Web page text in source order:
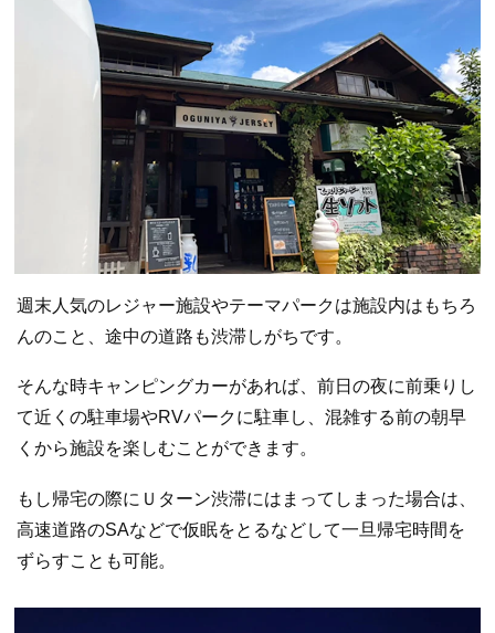
週末人気のレジャー施設やテーマパークは施設内はもちろ
んのこと、途中の道路も渋滞しがちです。
そんな時キャンピングカーがあれば、前日の夜に前乗りし
て近くの駐車場やRVパークに駐車し、混雑する前の朝早
くから施設を楽しむことができます。
もし帰宅の際にＵターン渋滞にはまってしまった場合は、
高速道路のSAなどで仮眠をとるなどして一旦帰宅時間を
ずらすことも可能。